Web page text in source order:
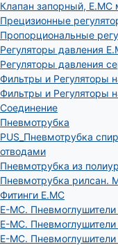
Клапан запорный, E.MC
Прецизионные
Пропорциональные
Регуляторы давления
Регуляторы давления
Фильтры и Регуляторы
Фильтры и Регуляторы
Соединение
Пневмотрубка
PUS_Пневмотрубка
отводами
Пневмотрубка из
Пневмотрубка рилсан.
Фитинги E.MC
E-MC.
E-MC.
E-MC.